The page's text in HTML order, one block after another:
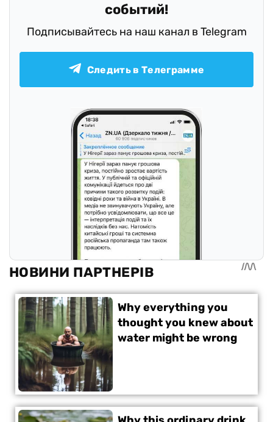
событий!
Подписывайтесь на наш канал в Telegram
Следить в Телеграмме